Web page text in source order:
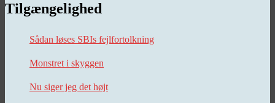
Tilgængelighed
Sådan løses SBIs fejlfortolkning
Monstret i skyggen
Nu siger jeg det højt